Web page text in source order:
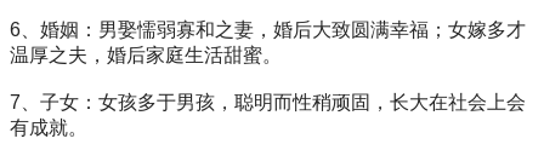
6、婚姻：男娶懦弱寡和之妻，婚后大致圆满幸福；女嫁多才
温厚之夫，婚后家庭生活甜蜜。
7、子女：女孩多于男孩，聪明而性稍顽固，长大在社会上会
有成就。